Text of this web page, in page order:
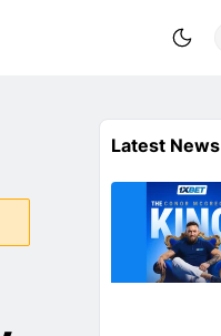
Latest News